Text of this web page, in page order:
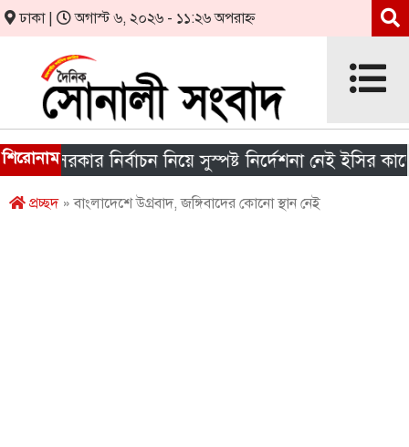
ঢাকা | অগাস্ট ৬, ২০২৬ - ১১:২৬ অপরাহ্ন
শিরোনাম
সরকার নির্বাচন নিয়ে সুস্পষ্ট নির্দেশনা নেই ইসির কাছে
প্রচ্ছদ» বাংলাদেশে উগ্রবাদ, জঙ্গিবাদের কোনো স্থান নেই